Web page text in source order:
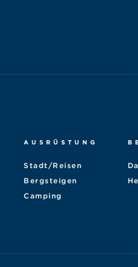
AUSRÜSTUNG
Stadt/Reisen
Bergsteigen
Camping